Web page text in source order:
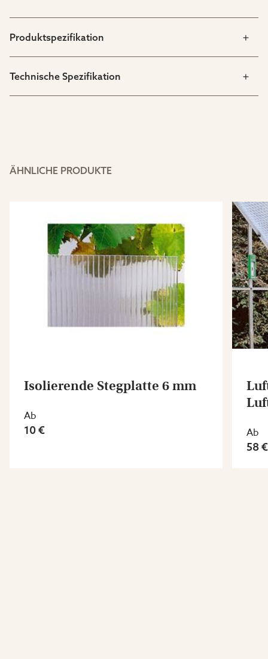
Produktspezifikation
Technische Spezifikation
ÄHNLICHE PRODUKTE
Isolierende Stegplatte 6 mm
Ab
10 € Ab
58 €